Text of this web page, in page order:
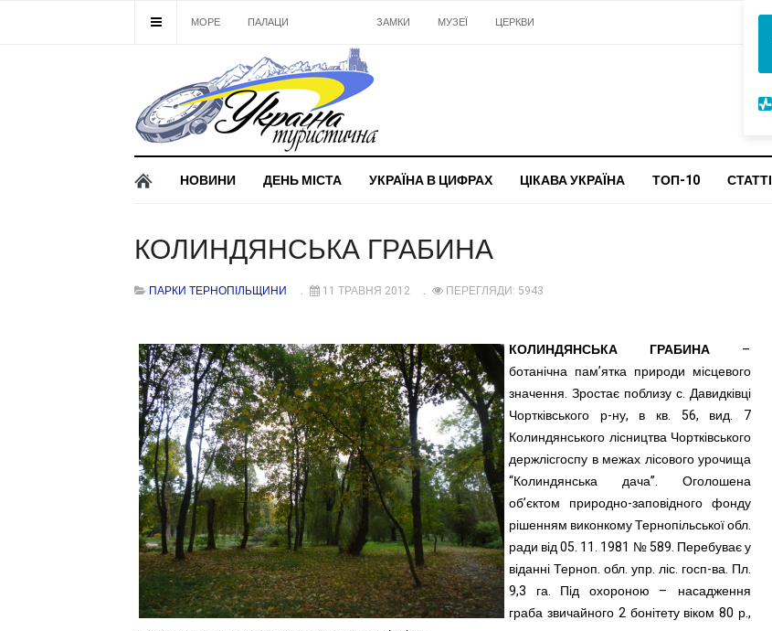
МОРЕ ПАЛАЦИ ЗАМКИ МУЗЕЇ ЦЕРКВИ
НОВИНИ ДЕНЬ МІСТА УКРАЇНА В ЦИФРАХ ЦІКАВА УКРАЇНА ТОП-10 СТАТТІ
КОЛИНДЯНСЬКА ГРАБИНА
ПАРКИ ТЕРНОПІЛЬЩИНИ 11 ТРАВНЯ 2012 ПЕРЕГЛЯДИ: 5943
КОЛИНДЯНСЬКА ГРАБИНА –
ботанічна пам’ятка природи місцевого
значення. Зростає поблизу с. Давидківці
Чортківського р-ну, в кв. 56, вид. 7
Колиндянського лісництва Чортківського
держлісгоспу в межах лісового урочища
“Колиндянська дача”. Оголошена
об’єктом природно-заповідного фонду
рішенням виконкому Тернопільської обл.
ради від 05. 11. 1981 № 589. Перебуває у
віданні Терноп. обл. упр. ліс. госп-ва. Пл.
9,3 га. Під охороною – насадження
граба звичайного 2 бонітету віком 80 р.,